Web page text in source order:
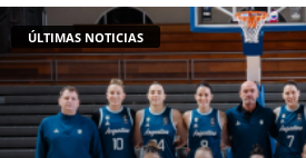
ÚLTIMAS NOTICIAS